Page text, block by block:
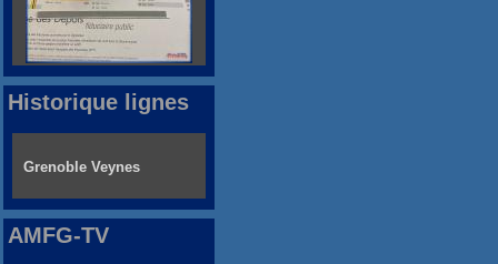
Historique lignes
Grenoble Veynes
AMFG-TV